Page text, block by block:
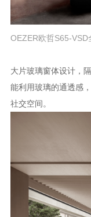
OEZER欧哲S65-VSD
大片玻璃窗体设计，
能利用玻璃的通透感
社交空间。